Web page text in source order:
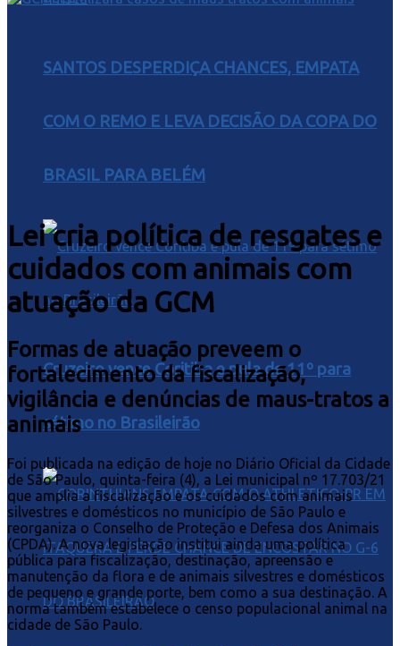
SANTOS DESPERDIÇA CHANCES, EMPATA
COM O REMO E LEVA DECISÃO DA COPA DO
BRASIL PARA BELÉM
Cruzeiro vence Coritiba e pula de 11º para
sétimo no Brasileirão
Lei cria política de resgates e
cuidados com animais com
atuação da GCM
Formas de atuação preveem o
fortalecimento da fiscalização,
vigilância e denúncias de maus-tratos a
animais
Foi publicada na edição de hoje no Diário Oficial da Cidade
de São Paulo, quinta-feira (4), a Lei municipal nº 17.703/21
que amplia a fiscalização e os cuidados com animais
silvestres e domésticos no município de São Paulo e
reorganiza o Conselho de Proteção e Defesa dos Animais
(CPDA). A nova legislação institui ainda uma política
pública para fiscalização, destinação, apreensão e
manutenção da flora e de animais silvestres e domésticos
de pequeno e grande porte, bem como a sua destinação. A
norma também estabelece o censo populacional animal na
cidade de São Paulo.